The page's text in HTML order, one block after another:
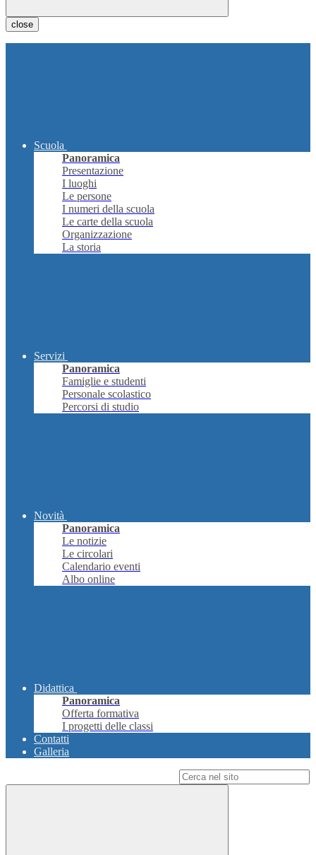
close
Scuola
Panoramica
Presentazione
I luoghi
Le persone
I numeri della scuola
Le carte della scuola
Organizzazione
La storia
Servizi
Panoramica
Famiglie e studenti
Personale scolastico
Percorsi di studio
Novità
Panoramica
Le notizie
Le circolari
Calendario eventi
Albo online
Didattica
Panoramica
Offerta formativa
I progetti delle classi
Contatti
Galleria